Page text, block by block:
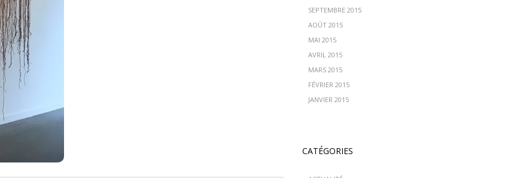
SEPTEMBRE 2015
AOÛT 2015
MAI 2015
AVRIL 2015
MARS 2015
FÉVRIER 2015
JANVIER 2015
CATÉGORIES